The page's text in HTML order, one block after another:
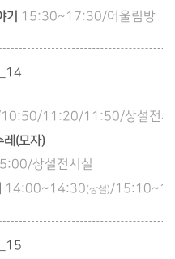
15:30~17:30/어울림방
11:20/11:50/상설전시
레(모자)
상설전시실
14:00~14:30(상설)/